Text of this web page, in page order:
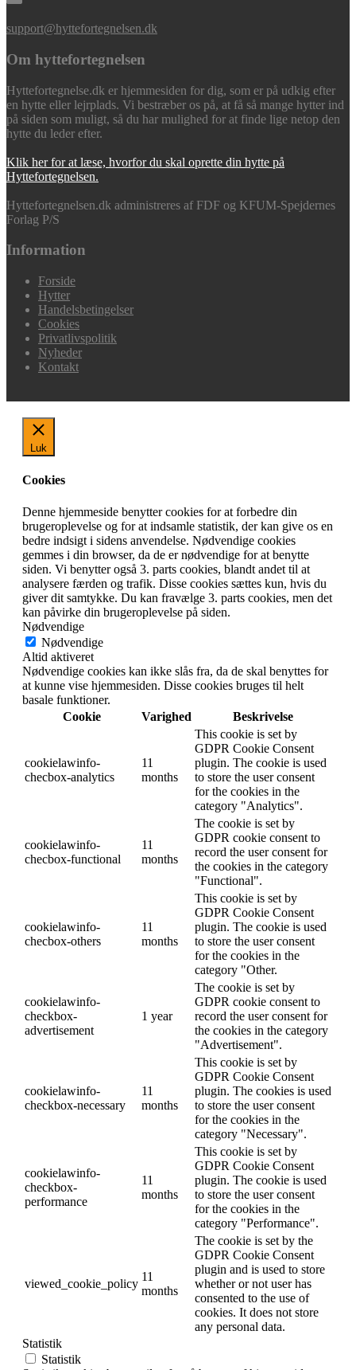
support@hyttefortegnelsen.dk
Om hyttefortegnelsen
Hyttefortegnelse.dk er hjemmesiden for dig, som er på udkig efter
en hytte eller lejrplads. Vi bestræber os på, at få så mange hytter ind
på siden som muligt, så du har mulighed for at finde lige netop den
hytte du leder efter.
Klik her for at læse, hvorfor du skal oprette din hytte på
Hyttefortegnelsen.
Hyttefortegnelsen.dk administreres af FDF og KFUM-Spejdernes
Forlag P/S
Information
Forside
Hytter
Handelsbetingelser
Cookies
Privatlivspolitik
Nyheder
Kontakt
Luk
Cookies
Denne hjemmeside benytter cookies for at forbedre din
brugeroplevelse og for at indsamle statistik, der kan give os en
bedre indsigt i sidens anvendelse. Nødvendige cookies
gemmes i din browser, da de er nødvendige for at benytte
siden. Vi benytter også 3. parts cookies, blandt andet til at
analysere færden og trafik. Disse cookies sættes kun, hvis du
giver dit samtykke. Du kan fravælge 3. parts cookies, men det
kan påvirke din brugeroplevelse på siden.
Nødvendige
Nødvendige
Altid aktiveret
Nødvendige cookies kan ikke slås fra, da de skal benyttes for
at kunne vise hjemmesiden. Disse cookies bruges til helt
basale funktioner.
Cookie
Varighed Beskrivelse
cookielawinfo-
checbox-analytics
11
months
This cookie is set by
GDPR Cookie Consent
plugin. The cookie is used
to store the user consent
for the cookies in the
category "Analytics".
cookielawinfo-
checbox-functional
11
months
The cookie is set by
GDPR cookie consent to
record the user consent for
the cookies in the category
"Functional".
cookielawinfo-
checbox-others
11
months
This cookie is set by
GDPR Cookie Consent
plugin. The cookie is used
to store the user consent
for the cookies in the
category "Other.
cookielawinfo-
checkbox-
advertisement
1 year
The cookie is set by
GDPR cookie consent to
record the user consent for
the cookies in the category
"Advertisement".
cookielawinfo-
checkbox-necessary
11
months
This cookie is set by
GDPR Cookie Consent
plugin. The cookies is used
to store the user consent
for the cookies in the
category "Necessary".
cookielawinfo-
checkbox-
performance
11
months
This cookie is set by
GDPR Cookie Consent
plugin. The cookie is used
to store the user consent
for the cookies in the
category "Performance".
viewed_cookie_policy
11
months
The cookie is set by the
GDPR Cookie Consent
plugin and is used to store
whether or not user has
consented to the use of
cookies. It does not store
any personal data.
Statistik
Statistik